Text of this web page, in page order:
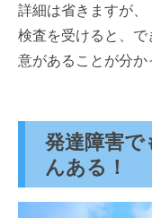
詳細は省きますが、
検査を受けると、
意があることが分か
発達障害
んある！